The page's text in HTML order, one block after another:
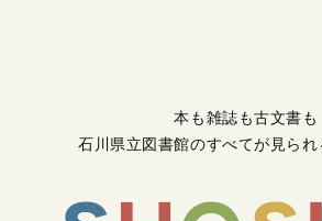
本も雑誌も古文書も
石川県立図書館のすべてが見られ